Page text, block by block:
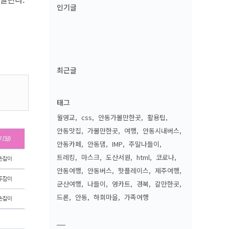
인기글
최근글
태그
월영교 css 안동가볼만한곳
활용팁
안동맛집
가볼만한곳 여행
안동시내버스
안동카페
안동댐 IMP
주말나들이
트레킹
마스크 도산서원 html
코로나
안동여행
안동버스 핫플레이스
제주여행
군산여행
나들이 영카트 경북
갈만한곳
드론
안동 하회마을 가족여행